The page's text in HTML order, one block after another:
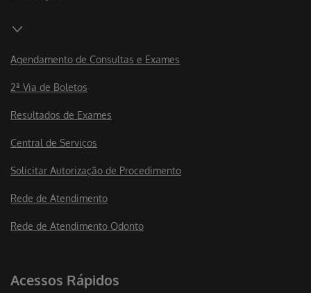
Agendamento de Consultas e Exames
2ª Via de Boletos
Resultados de Exames
Central de Serviços
Solicitar Autorização de Procedimento
Rede de Atendimento
Rede de Atendimento Odonto
Acessos Rápidos